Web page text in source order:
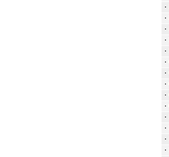
·
·
·
·
·
·
·
·
·
·
·
·
·
·